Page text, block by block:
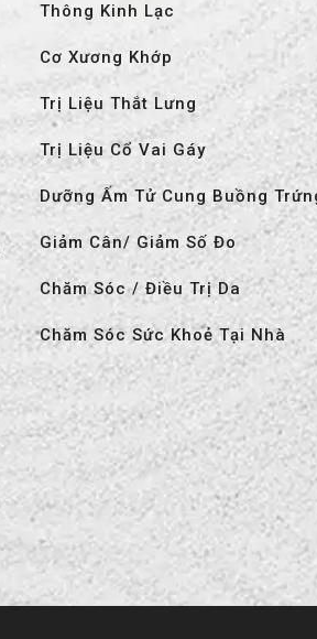
Thông Kinh Lạc
Cơ Xương Khớp
Trị Liệu Thắt Lưng
Trị Liệu Cổ Vai Gáy
Dưỡng Ấm Tử Cung Buồng
Giảm Cân/ Giảm Số Đo
Chăm Sóc / Điều Trị Da
Chăm Sóc Sức Khoẻ Tại Nhà